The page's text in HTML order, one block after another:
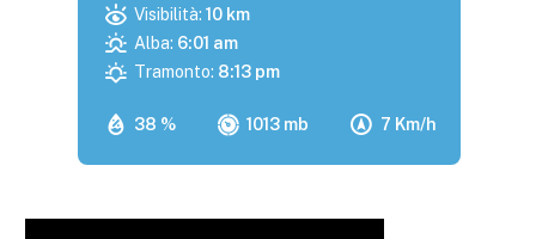
38 % 1013 mb 7 Km/h
Visibilità: 10 km
Alba: 6:01 am
Tramonto: 8:13 pm